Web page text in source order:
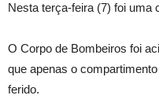
Nesta terça-feira (7) foi uma
O Corpo de Bombeiros foi
que apenas o
ferido.